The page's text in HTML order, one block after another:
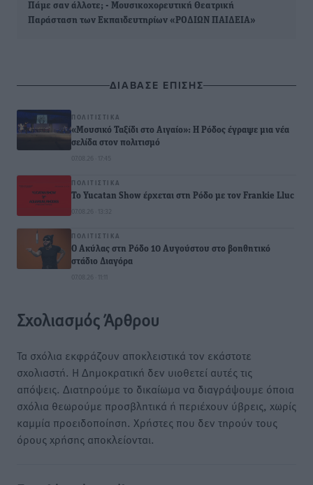
Πάμε σαν άλλοτε; - Μουσικοχορευτική Θεατρική
Παράσταση των Εκπαιδευτηρίων «ΡΟΔΙΩΝ ΠΑΙΔΕΙΑ»
ΔΙΑΒΑΣΕ ΕΠΙΣΗΣ
ΠΟΛΙΤΙΣΤΙΚΆ
«Μουσικό Ταξίδι στο Αιγαίο»: Η Ρόδος έγραψε μια νέα
σελίδα στον πολιτισμό
07.08.26 · 17:45
ΠΟΛΙΤΙΣΤΙΚΆ
Το Yucatan Show έρχεται στη Ρόδο με τον Frankie Lluc
07.08.26 · 13:32
ΠΟΛΙΤΙΣΤΙΚΆ
Ο Ακύλας στη Ρόδο 10 Αυγούστου στο βοηθητικό
στάδιο Διαγόρα
07.08.26 · 11:11
Σχολιασμός Άρθρου
Τα σχόλια εκφράζουν αποκλειστικά τον εκάστοτε
σχολιαστή. Η Δημοκρατική δεν υιοθετεί αυτές τις
απόψεις. Διατηρούμε το δικαίωμα να διαγράψουμε όποια
σχόλια θεωρούμε προσβλητικά ή περιέχουν ύβρεις, χωρίς
καμμία προειδοποίηση. Χρήστες που δεν τηρούν τους
όρους χρήσης αποκλείονται.